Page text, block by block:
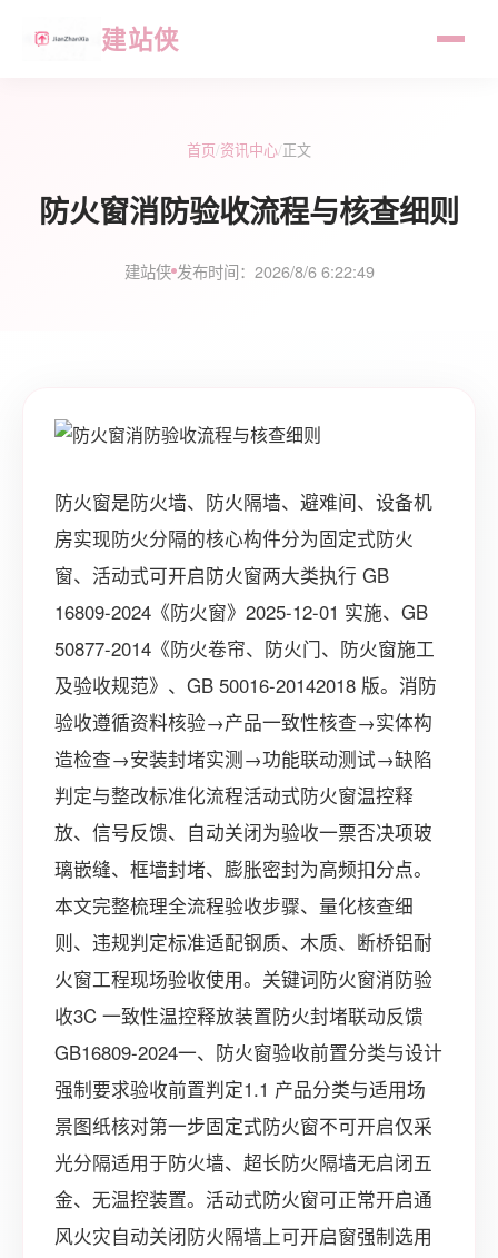
建站侠
首页/资讯中心/正文
防火窗消防验收流程与核查细则
建站侠 发布时间：2026/8/6 6:22:49
防火窗是防火墙、防火隔墙、避难间、设备机
房实现防火分隔的核心构件分为固定式防火
窗、活动式可开启防火窗两大类执行 GB
16809-2024《防火窗》2025-12-01 实施、GB
50877-2014《防火卷帘、防火门、防火窗施工
及验收规范》、GB 50016-20142018 版。消防
验收遵循资料核验→产品一致性核查→实体构
造检查→安装封堵实测→功能联动测试→缺陷
判定与整改标准化流程活动式防火窗温控释
放、信号反馈、自动关闭为验收一票否决项玻
璃嵌缝、框墙封堵、膨胀密封为高频扣分点。
本文完整梳理全流程验收步骤、量化核查细
则、违规判定标准适配钢质、木质、断桥铝耐
火窗工程现场验收使用。关键词防火窗消防验
收3C 一致性温控释放装置防火封堵联动反馈
GB16809-2024一、防火窗验收前置分类与设计
强制要求验收前置判定1.1 产品分类与适用场
景图纸核对第一步固定式防火窗不可开启仅采
光分隔适用于防火墙、超长防火隔墙无启闭五
金、无温控装置。活动式防火窗可正常开启通
风火灾自动关闭防火隔墙上可开启窗强制选用